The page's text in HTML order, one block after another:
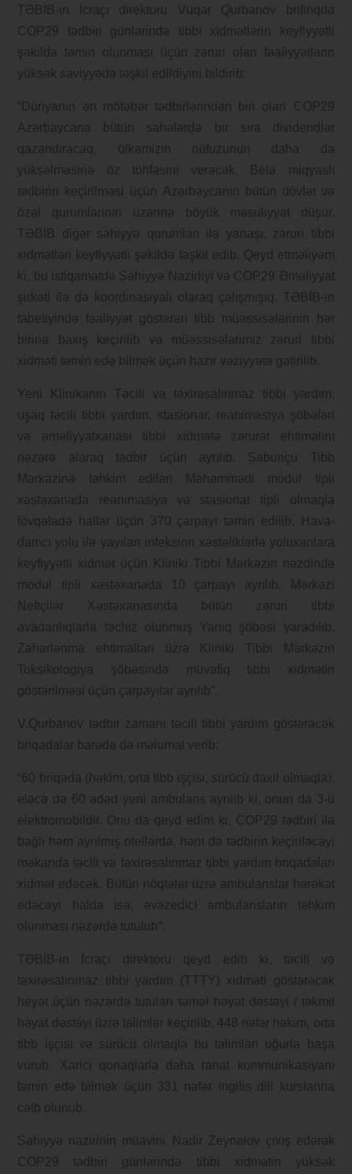
TƏBİB-in İcraçı direktoru Vüqar Qurbanov brifinqdə
COP29 tədbiri günlərində tibbi xidmətlərin keyfiyyətli
şəkildə təmin olunması üçün zəruri olan fəaliyyətlərin
yüksək səviyyədə təşkil edildiyini bildirib:
“Dünyanın ən mötəbər tədbirlərindən biri olan COP29
Azərbaycana bütün sahələrdə bir sıra dividendlər
qazandıracaq, ölkəmizin nüfuzunun daha da
yüksəlməsinə öz töhfəsini verəcək. Belə miqyaslı
tədbirin keçirilməsi üçün Azərbaycanın bütün dövlət və
özəl qurumlarının üzərinə böyük məsuliyyət düşür.
TƏBİB digər səhiyyə qurumları ilə yanaşı, zəruri tibbi
xidmətləri keyfiyyətli şəkildə təşkil edib. Qeyd etməliyəm
ki, bu istiqamətdə Səhiyyə Nazirliyi və COP29 Əməliyyat
şirkəti ilə də koordinasiyalı olaraq çalışmışıq. TƏBİB-in
tabeliyində fəaliyyət göstərən tibb müəssisələrinin hər
birinə baxış keçirilib və müəssisələrimiz zəruri tibbi
xidməti təmin edə bilmək üçün hazır vəziyyətə gətirilib.
Yeni Klinikanın Təcili və təxirəsalınmaz tibbi yardım,
uşaq təcili tibbi yardım, stasionar, reanimasiya şöbələri
və əməliyyatxanası tibbi xidmətə zərurət ehtimalını
nəzərə alaraq tədbir üçün ayrılıb. Sabunçu Tibb
Mərkəzinə təhkim edilən Məhəmmədi modul tipli
xəstəxanada reanimasiya və stasionar tipli olmaqla
fövqəladə hallar üçün 370 çarpayı təmin edilib. Hava-
damcı yolu ilə yayılan infeksion xəstəliklərlə yoluxanlara
keyfiyyətli xidmət üçün Kliniki Tibbi Mərkəzin nəzdində
modul tipli xəstəxanada 10 çarpayı ayrılıb. Mərkəzi
Neftçilər Xəstəxanasında bütün zəruri tibbi
avadanlıqlarla təchiz olunmuş Yanıq şöbəsi yaradılıb.
Zəhərlənmə ehtimalları üzrə Kliniki Tibbi Mərkəzin
Toksikologiya şöbəsində müvafiq tibbi xidmətin
göstərilməsi üçün çarpayılar ayrılıb”.
V.Qurbanov tədbir zamanı təcili tibbi yardım göstərəcək
briqadalar barədə də məlumat verib:
“60 briqada (həkim, orta tibb işçisi, sürücü daxil olmaqla),
eləcə də 60 ədəd yeni ambulans ayrılıb ki, onun da 3-ü
elektromobildir. Onu da qeyd edim ki, COP29 tədbiri ilə
bağlı həm ayrılmış otellərdə, həm də tədbirin keçiriləcəyi
məkanda təcili və təxirəsalınmaz tibbi yardım briqadaları
xidmət edəcək. Bütün nöqtələr üzrə ambulanslar hərəkət
edəcəyi halda isə, əvəzedici ambulansların təhkim
olunması nəzərdə tutulub”.
TƏBİB-in İcraçı direktoru qeyd edib ki, təcili və
təxirəsalınmaz tibbi yardım (TTTY) xidməti göstərəcək
heyət üçün nəzərdə tutulan təməl həyat dəstəyi / təkmil
həyat dəstəyi üzrə təlimlər keçirilib, 448 nəfər həkim, orta
tibb işçisi və sürücü olmaqla bu təlimləri uğurla başa
vurub. Xarici qonaqlarla daha rahat kommunikasiyanı
təmin edə bilmək üçün 331 nəfər ingilis dili kurslarına
cəlb olunub.
Səhiyyə nazirinin müavini Nadir Zeynalov çıxış edərək
COP29 tədbiri günlərində tibbi xidmətin yüksək